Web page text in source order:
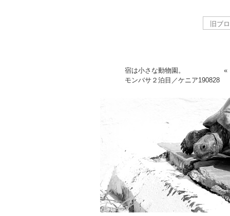
宿は小さな動物園。
モンバサ２泊目／ケニア190828